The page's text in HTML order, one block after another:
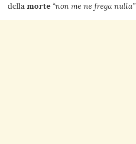
della morte “non me ne frega nulla”